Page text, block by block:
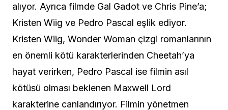
alıyor. Ayrıca filmde Gal Gadot ve Chris Pine’a;
Kristen Wiig ve Pedro Pascal eşlik ediyor.
Kristen Wiig, Wonder Woman çizgi romanlarının
en önemli kötü karakterlerinden Cheetah’ya
hayat verirken, Pedro Pascal ise filmin asıl
kötüsü olması beklenen Maxwell Lord
karakterine canlandırıyor. Filmin yönetmen